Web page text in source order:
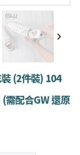
(2件裝) 104
需配合GW 還原